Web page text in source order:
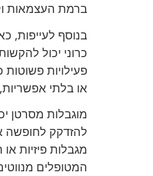
ברמת העצמאות
בנוסף לעייפות,
כרוני יכול
פעילויות
או בלתי
מוגבלות מסרטן
להזדקק לחופשה
מגבלות פיזיות
המטופלים